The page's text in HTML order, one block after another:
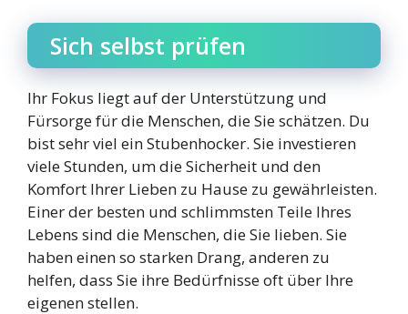
Sich selbst prüfen
Ihr Fokus liegt auf der Unterstützung und
Fürsorge für die Menschen, die Sie schätzen. Du
bist sehr viel ein Stubenhocker. Sie investieren
viele Stunden, um die Sicherheit und den
Komfort Ihrer Lieben zu Hause zu gewährleisten.
Einer der besten und schlimmsten Teile Ihres
Lebens sind die Menschen, die Sie lieben. Sie
haben einen so starken Drang, anderen zu
helfen, dass Sie ihre Bedürfnisse oft über Ihre
eigenen stellen.